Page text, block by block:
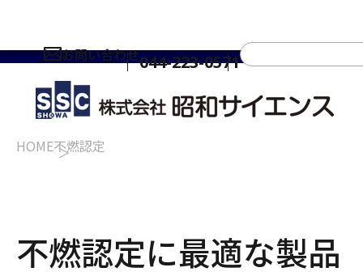
お問い合わせ044-223-0571
HOME不燃認定
不燃認定に最適な製品